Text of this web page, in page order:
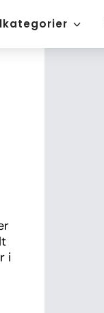
i